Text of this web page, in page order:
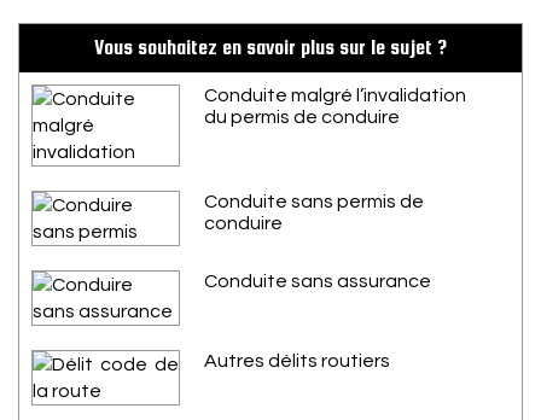
Vous souhaitez en savoir plus sur le sujet ?
Conduite malgré l’invalidation
du permis de conduire
Conduite sans permis de
conduire
Conduite sans assurance
Autres délits routiers